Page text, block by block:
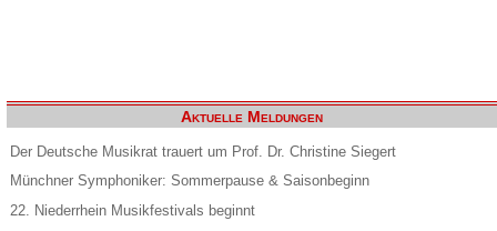
Aktuelle Meldungen
Der Deutsche Musikrat trauert um Prof. Dr. Christine Siegert
Münchner Symphoniker: Sommerpause & Saisonbeginn
22. Niederrhein Musikfestivals beginnt